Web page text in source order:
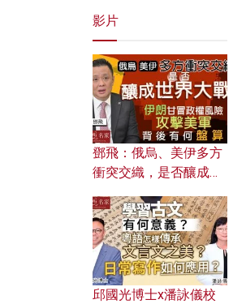
影片
鄧飛：俄烏、美伊多方
衝突交織，是否釀成世
風險攻擊美軍，背後有
何盤算？
邱國光博士x潘詠儀校